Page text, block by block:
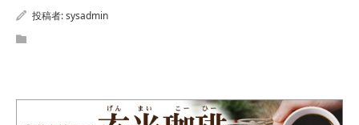
投稿者:sysadmin